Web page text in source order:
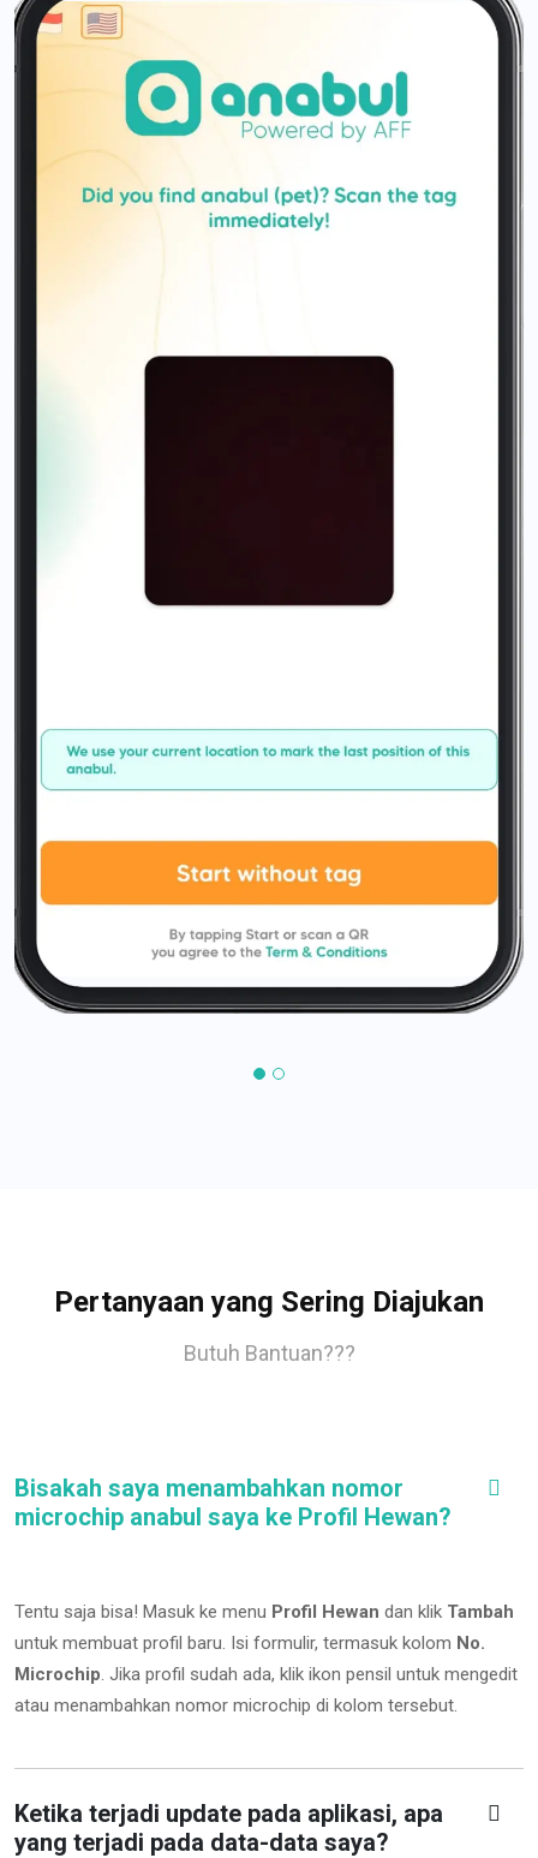
Pertanyaan yang Sering Diajukan
Butuh Bantuan???
Bisakah saya menambahkan nomor
microchip anabul saya ke Profil Hewan?
Tentu saja bisa! Masuk ke menu Profil Hewan dan klik Tambah
untuk membuat profil baru. Isi formulir, termasuk kolom No.
Microchip. Jika profil sudah ada, klik ikon pensil untuk mengedit
atau menambahkan nomor microchip di kolom tersebut.
Ketika terjadi update pada aplikasi, apa
yang terjadi pada data-data saya?